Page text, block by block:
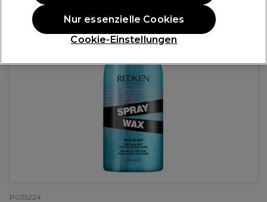
P035224
Cookie-Einstellungen
Nur essenzielle Cookies